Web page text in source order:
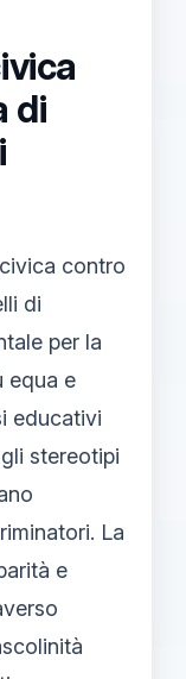
di
civica contro
di
per la
equa e
educativi
stereotipi
La
e